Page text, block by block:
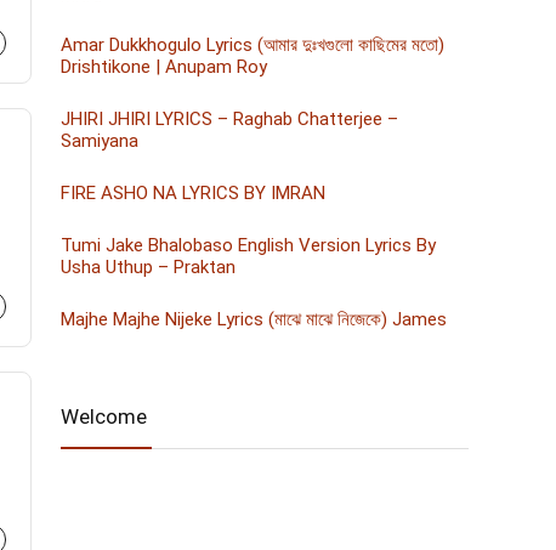
Amar Dukkhogulo Lyrics (আমার দুঃখগুলো কাছিমের মতো)
Drishtikone | Anupam Roy
JHIRI JHIRI LYRICS – Raghab Chatterjee –
Samiyana
FIRE ASHO NA LYRICS BY IMRAN
Tumi Jake Bhalobaso English Version Lyrics By
Usha Uthup – Praktan
Majhe Majhe Nijeke Lyrics (মাঝে মাঝে নিজেকে) James
Welcome